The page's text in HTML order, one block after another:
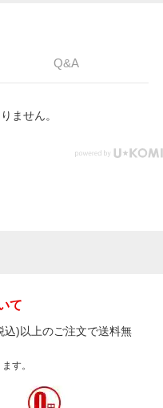
Q&A
ません。
て
)以上のご注文で送料無
す。